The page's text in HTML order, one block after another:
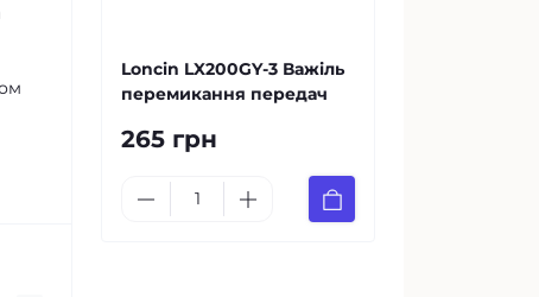
Loncin LX200GY-3 Важіль
перемикання передач
265 грн